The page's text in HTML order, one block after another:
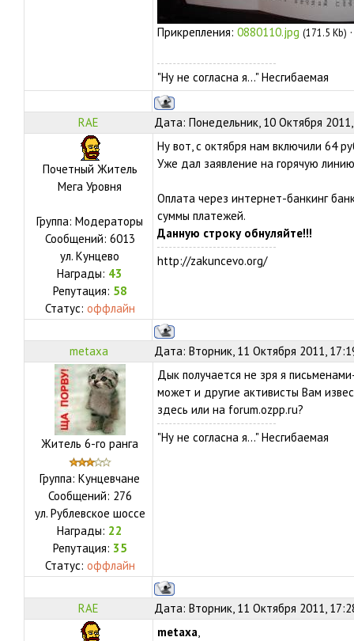
Прикрепления: 0880110.jpg (171.5 Kb)
"Ну не согласна я..." Несгибаемая
RAE Дата: Понедельник, 10 Октября
Почетный Житель
Мега Уровня
Группа: Модераторы
Сообщений: 6013
ул. Кунцево
Награды: 43
Репутация: 58
Статус: оффлайн
Ну вот, с октября нам включили 64
Уже дал заявление на горячую
Оплата через интернет-банкинг
суммы платежей.
Данную строку обнуляйте!!!
http://zakuncevo.org/
metaxa Дата: Вторник, 11 Октября 2011,
Житель 6-го ранга
Группа: Кунцевчане
Сообщений: 276
ул. Рублевское шоссе
Награды: 22
Репутация: 35
Статус: оффлайн
Дык получается не зря я
может и другие активисты Вам
здесь или на forum.ozpp.ru?
"Ну не согласна я..." Несгибаемая
RAE Дата: Вторник, 11 Октября 2011,
metaxa,